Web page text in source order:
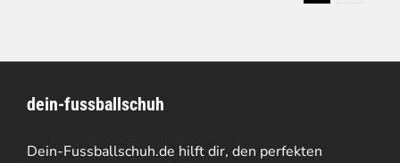
dein-fussballschuh
Dein-Fussballschuh.de hilft dir, den perfekten